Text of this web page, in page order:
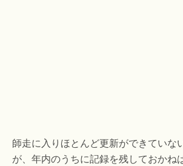
師走に入りほとんど更新ができていな
が、年内のうちに記録を残しておかね